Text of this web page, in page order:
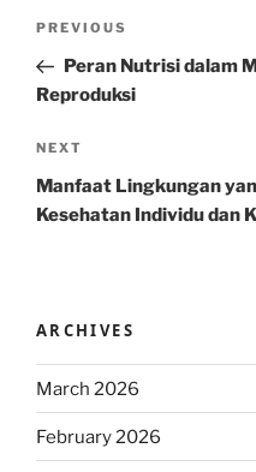
Previous
Post
PREVIOUS
Peran Nutrisi dalam
Reproduksi
Next
Post
NEXT
Manfaat Lingkungan
Kesehatan Individu dan
ARCHIVES
March 2026
February 2026